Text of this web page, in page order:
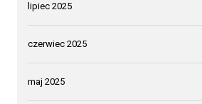
lipiec 2025
czerwiec 2025
maj 2025